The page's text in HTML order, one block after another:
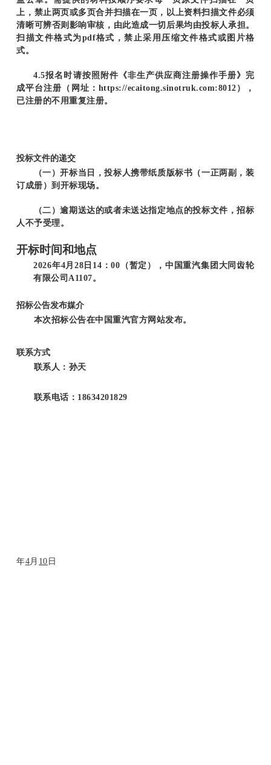
上，禁止两页或多页合并扫描在一页，以上资料扫描文件必须
清晰可辨否则影响审核，由此造成一切后果均由投标人承担。
扫描文件格式为pdf格式，禁止采用压缩文件格式或图片格
式。
4.5报名时请按照附件《非生产供应商注册操作手册》完
成平台注册（网址：https://ecaitong.sinotruk.com:8012），
已注册的不用重复注册。
投标文件的递交
（一）开标当日，投标人携带纸质版标书（一正两副，装
订成册）到开标现场。
（二）逾期送达的或者未送达指定地点的投标文件，招标
人不予受理。
开标时间和地点
2026年4月28日14：00（暂定），中国重汽集团大同齿轮
有限公司A1107。
招标公告发布媒介
本次招标公告在中国重汽官方网站发布。
联系方式
联系人：孙天
联系电话：18634201829
年4月 10 日